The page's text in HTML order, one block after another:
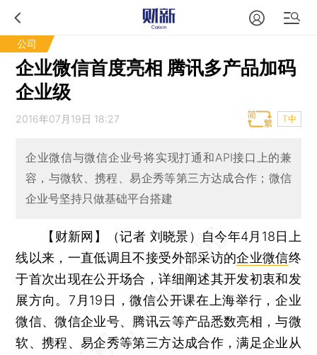
公司
企业微信首度亮相 腾讯多产品加码
企业级
2016年07月19日 18:27 T中
企业微信与微信企业号将实现打通和API接口上的兼
容，与微软、携程、易企秀等第三方达成合作；微信
企业号坚持只做基础平台搭建
【财新网】（记者 刘晓景） 自今年4月18日上
线以来，一直低调且不接受外部采访的企业微信终
于首次出现在公开场合，详细阐述其开发初衷和发
展方向。7月19日，微信公开课在上海举行，企业
微信、微信企业号、腾讯云等产品悉数亮相，与微
软、携程、易企秀等第三方达成合作，满足企业从